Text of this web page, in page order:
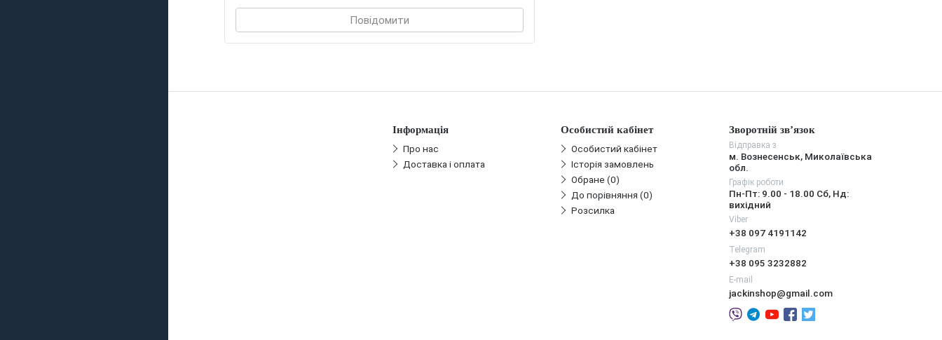
Повідомити
Інформація
Про нас
Доставка і оплата
Особистий кабінет
Особистий кабінет
Історія замовлень
Обране (0)
До порівняння (0)
Розсилка
Зворотній зв’язок
Відправка з
м. Вознесенськ, Миколаївська
обл.
Графік роботи
Пн-Пт: 9.00 - 18.00 Сб, Нд:
вихідний
Viber
+38 097 4191142
Telegram
+38 095 3232882
E-mail
jackinshop@gmail.com